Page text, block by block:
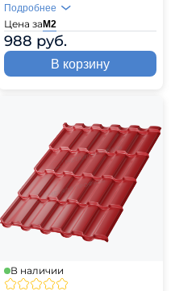
Цена заМ2
988 руб.
Подробнее
В корзину
В наличии